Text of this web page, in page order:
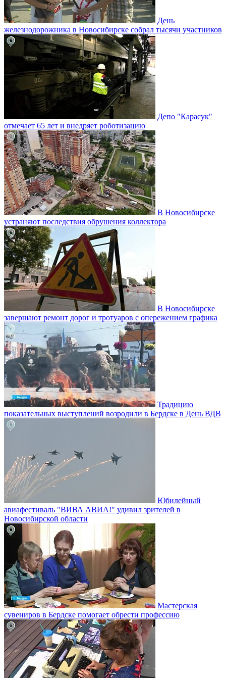
День
железнодорожника в Новосибирске собрал тысячи участников
Депо "Карасук"
отмечает 65 лет и внедряет роботизацию
В Новосибирске
устраняют последствия обрушения коллектора
В Новосибирске
завершают ремонт дорог и тротуаров с опережением графика
Традицию
показательных выступлений возродили в Бердске в День ВДВ
Юбилейный
авиафестиваль "ВИВА АВИА!" удивил зрителей в
Новосибирской области
Мастерская
сувениров в Бердске помогает обрести профессию